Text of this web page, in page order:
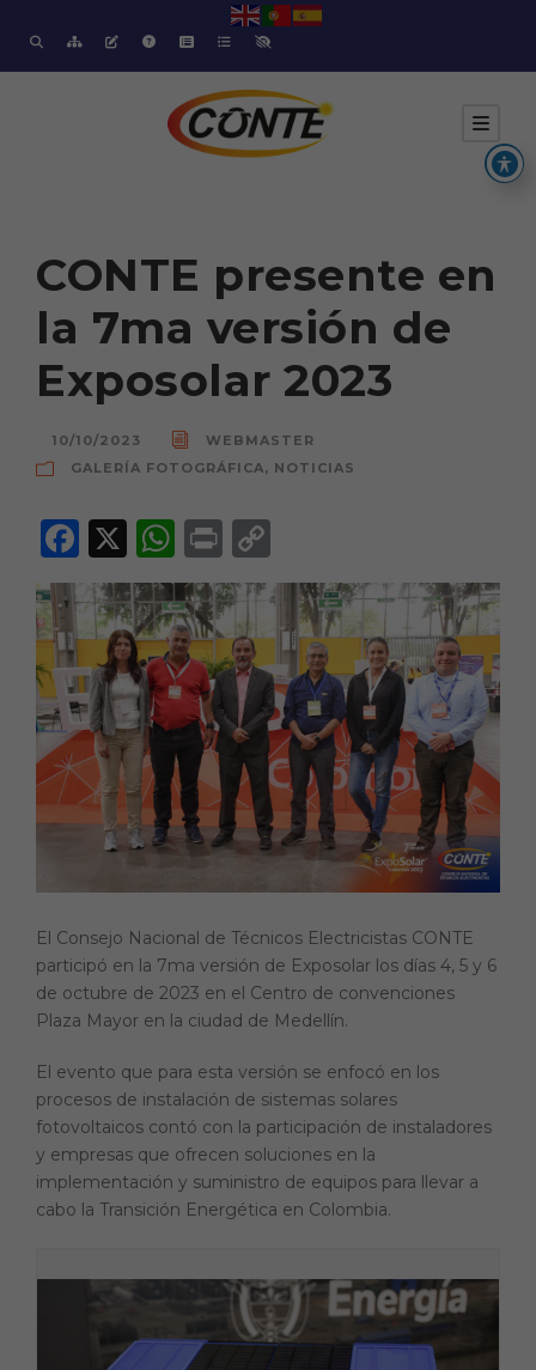
CONTE presente en
la 7ma versión de
Exposolar 2023
10/10/2023
WEBMASTER
GALERÍA FOTOGRÁFICA, NOTICIAS
F
a
c
e
b
o
o
k
X
W
h
a
ts
A
p
p
P
ri
n
t
o
p
y
Li
n
k
El Consejo Nacional de Técnicos Electricistas CONTE
participó en la 7ma versión de Exposolar los días 4, 5 y 6
de octubre de 2023 en el Centro de convenciones
Plaza Mayor en la ciudad de Medellín.
El evento que para esta versión se enfocó en los
procesos de instalación de sistemas solares
fotovoltaicos contó con la participación de instaladores
y empresas que ofrecen soluciones en la
implementación y suministro de equipos para llevar a
cabo la Transición Energética en Colombia.